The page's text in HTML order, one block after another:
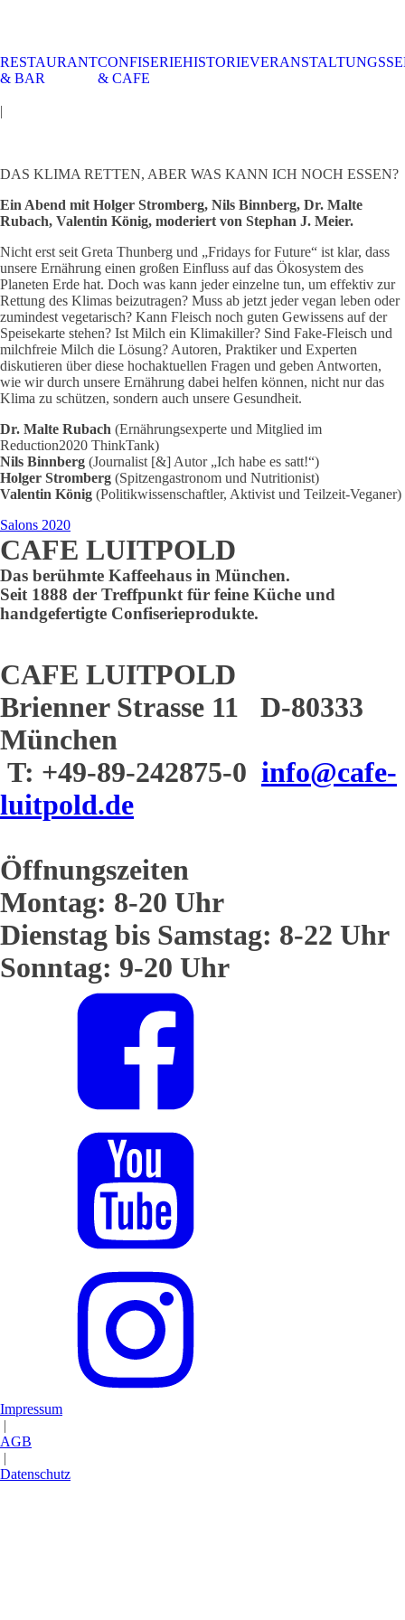
CAFE &
RESTAURANT
TISCHRESERVIERUNGKARRIERE
TISCHRESERVIERUNGKARRIERE
RESTAURANT
& BAR
CONFISERIE
& CAFE
HISTORIE
|
DAS KLIMA RETTEN, ABER WAS KANN ICH NOCH ESSEN?
Ein Abend mit Holger Stromberg, Nils Binnberg, Dr. Malte
Rubach, Valentin König, moderiert von Stephan J. Meier.
Nicht erst seit Greta Thunberg und „Fridays for Future“ ist klar, dass
unsere Ernährung einen großen Einfluss auf das Ökosystem des
Planeten Erde hat. Doch was kann jeder einzelne tun, um effektiv zur
Rettung des Klimas beizutragen? Muss ab jetzt jeder vegan leben oder
zumindest vegetarisch? Kann Fleisch noch guten Gewissens auf der
Speisekarte stehen? Ist Milch ein Klimakiller? Sind Fake-Fleisch und
milchfreie Milch die Lösung? Autoren, Praktiker und Experten
diskutieren über diese hochaktuellen Fragen und geben Antworten,
wie wir durch unsere Ernährung dabei helfen können, nicht nur das
Klima zu schützen, sondern auch unsere Gesundheit.
Dr. Malte Rubach (Ernährungsexperte und Mitglied im
Reduction2020 ThinkTank)
Nils Binnberg (Journalist [&] Autor „Ich habe es satt!“)
Holger Stromberg (Spitzengastronom und Nutritionist)
Valentin König (Politikwissenschaftler, Aktivist und Teilzeit-Veganer)
Salons 2020
CAFE LUITPOLD
Das berühmte Kaffeehaus in München.
Seit 1888 der Treffpunkt für feine Küche und
handgefertigte Confiserieprodukte.
CAFE LUITPOLD
Brienner Strasse 11 D-80333
München
T: +49-89-242875-0 info@cafe-
luitpold.de
Öffnungszeiten
Montag: 8-20 Uhr
Dienstag bis Samstag: 8-22 Uhr
Sonntag: 9-20 Uhr
Impressum
|
AGB
|
Datenschutz